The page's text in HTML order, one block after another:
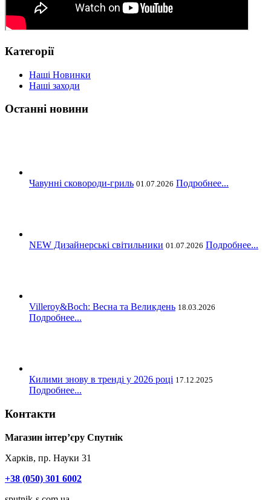
Категорії
Наші Новинки
Наші заходи
Останні новини
Чавунні сковороди-гриль 01.07.2026 Подробнее...
NEW Дизайнерські світильники 01.07.2026 Подробнее...
Villeroy&Boch: Весна та Великдень 18.03.2026
Подробнее...
Килими знову в тренді у 2026 році 17.12.2025
Подробнее...
Контакти
Магазин інтер’єру Спутнік
Харків, пр. Науки 31
+38 (050) 301 6002